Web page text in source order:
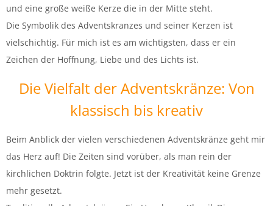
und eine große weiße Kerze die in der Mitte steht.
Die Symbolik des Adventskranzes und seiner Kerzen ist
vielschichtig. Für mich ist es am wichtigsten, dass er ein
Zeichen der Hoffnung, Liebe und des Lichts ist.
Die Vielfalt der Adventskränze: Von
klassisch bis kreativ
Beim Anblick der vielen verschiedenen Adventskränze geht mir
das Herz auf! Die Zeiten sind vorüber, als man rein der
kirchlichen Doktrin folgte. Jetzt ist der Kreativität keine Grenze
mehr gesetzt.